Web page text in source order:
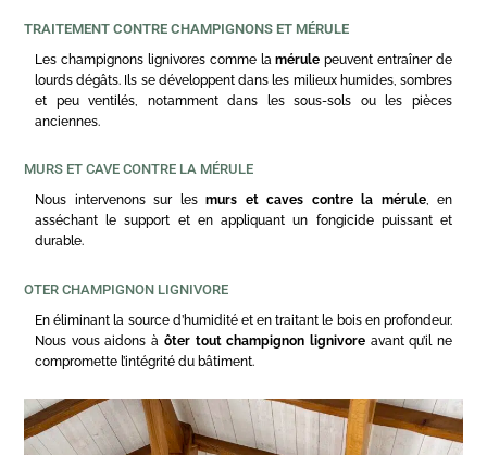
TRAITEMENT CONTRE CHAMPIGNONS ET MÉRULE
Les champignons lignivores comme lamérule peuvent entraîner de
lourds dégâts. Ils se développent dans les milieux humides, sombres
et peu ventilés, notamment dans les sous-sols ou les pièces
anciennes.
MURS ET CAVE CONTRE LA MÉRULE
Nous intervenons sur les murs et caves contre la mérule, en
asséchant le support et en appliquant un fongicide puissant et
durable.
OTER CHAMPIGNON LIGNIVORE
En éliminant la source d’humidité et en traitant le bois en profondeur.
Nous vous aidons à ôter tout champignon lignivoreavant qu’il ne
compromette l’intégrité du bâtiment.